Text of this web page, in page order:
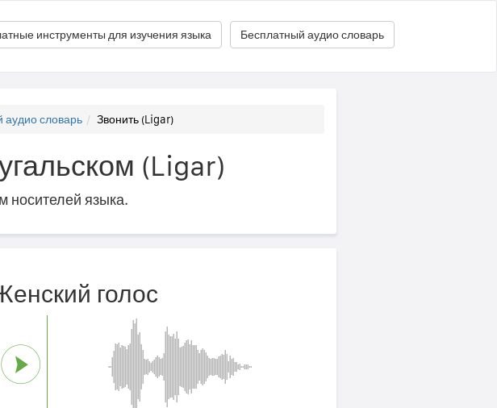
Бесплатный аудио словарь
инструменты для изучения языка
аудио словарь Звонить (Ligar)
(Ligar)
носителей языка.
голос